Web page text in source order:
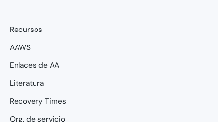
Recursos
AAWS
Enlaces de AA
Literatura
Recovery Times
Org. de servicio